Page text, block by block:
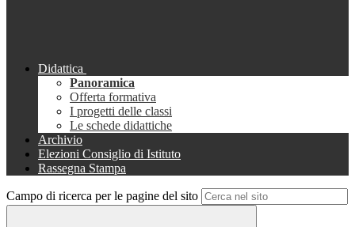
Didattica
Panoramica
Offerta formativa
I progetti delle classi
Le schede didattiche
Archivio
Elezioni Consiglio di Istituto
Rassegna Stampa
Campo di ricerca per le pagine del sito